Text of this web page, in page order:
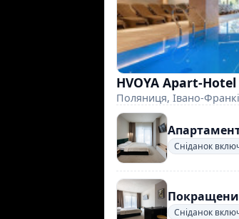
HVOYA Apart-Hotel
Поляниця, Івано-
Сніданок
Сніданок